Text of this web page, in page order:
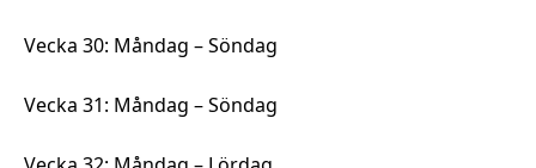
Vecka 30: Måndag – Söndag
Vecka 31: Måndag – Söndag